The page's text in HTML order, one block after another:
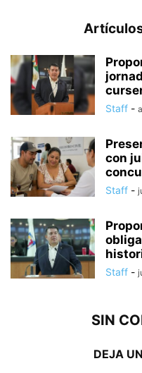
Staff -
con
Staff -
Staff -
SIN
DEJA